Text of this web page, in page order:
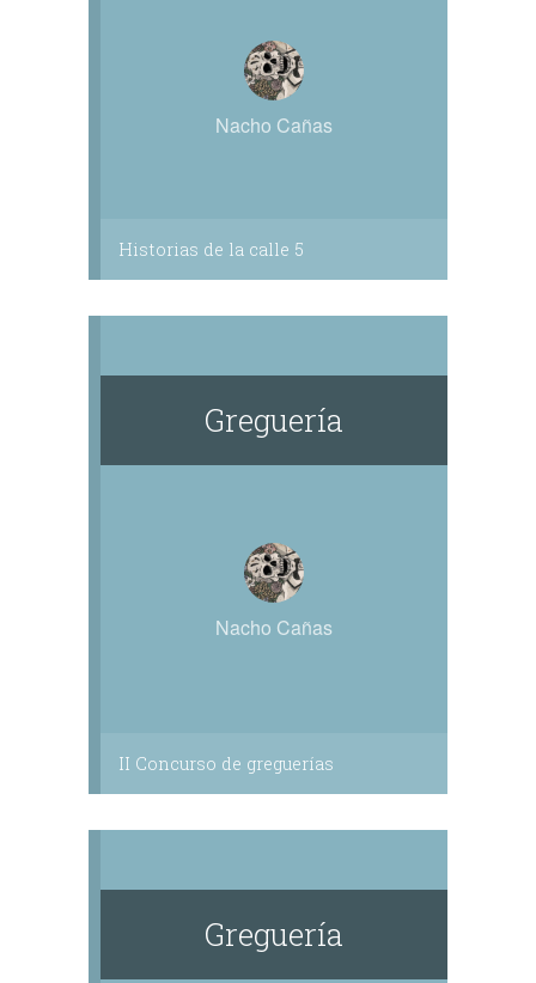
Nacho Cañas
Historias de la calle 5
Greguería
Nacho Cañas
II Concurso de greguerías
Greguería